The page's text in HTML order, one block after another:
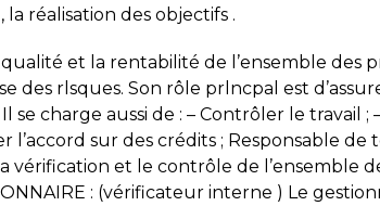
la réalisation des objectifs .
et la rentabilité de l’ensemble des
des rlsques. Son rôle prlncpal est
charge aussi de : – Contrôler le travail ;
l’accord sur des crédits ; Responsable
vérification et le contrôle de l’ensemble
: (vérificateur interne ) Le